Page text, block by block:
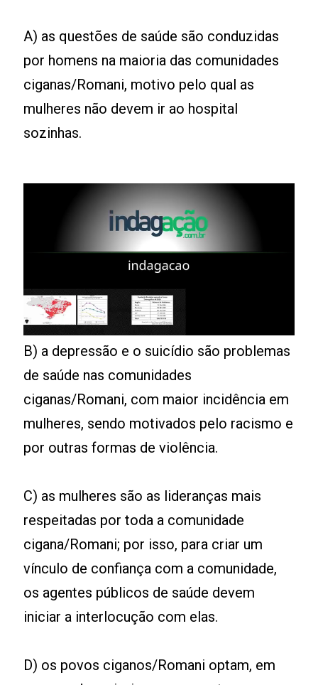
A) as questões de saúde são conduzidas
por homens na maioria das comunidades
ciganas/Romani, motivo pelo qual as
mulheres não devem ir ao hospital
sozinhas.
B) a depressão e o suicídio são problemas
de saúde nas comunidades
ciganas/Romani, com maior incidência em
mulheres, sendo motivados pelo racismo e
por outras formas de violência.
C) as mulheres são as lideranças mais
respeitadas por toda a comunidade
cigana/Romani; por isso, para criar um
vínculo de confiança com a comunidade,
os agentes públicos de saúde devem
iniciar a interlocução com elas.
D) os povos ciganos/Romani optam, em